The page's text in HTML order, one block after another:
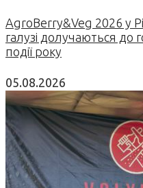
AgroBerry&Veg 2026 у
галузі долучаються до
події року
05.08.2026